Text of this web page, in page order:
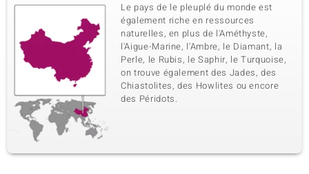
Le pays de le pleuplé du monde est
également riche en ressources
naturelles, en plus de l'Améthyste,
l'Aigue-Marine, l'Ambre, le Diamant, la
Perle, le Rubis, le Saphir, le Turquoise,
on trouve également des Jades, des
Chiastolites, des Howlites ou encore
des Péridots.